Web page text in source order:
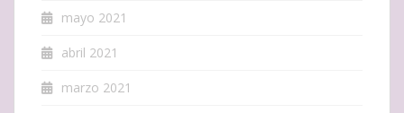
mayo 2021
abril 2021
marzo 2021